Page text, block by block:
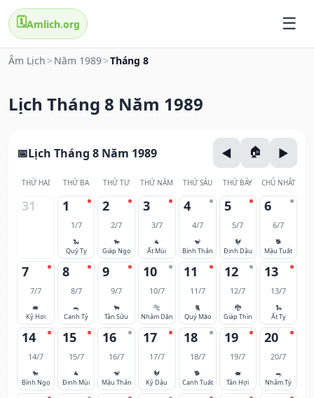
🗓️Amlich.org
Âm Lịch > Năm 1989>Tháng 8
Lịch Tháng 8 Năm 1989
Lịch Tháng 8 Năm 1989
THỨ HAI THỨ BA THỨ TƯ THỨ NĂM THỨ SÁU THỨ BẢY CHỦ NHẬT
31 1
1/7
🐍
Quý Tỵ
2
2/7
🐎
Giáp Ngọ
3
3/7
🐐
Ất Mùi
4
4/7
🐒
Bính Thân
5
5/7
🐓
Đinh Dậu
6
6/7
🐕
Mậu Tuất
7
7/7
🐖
Kỷ Hợi
8
8/7
🐀
Canh Tý
9
9/7
🐂
Tân Sửu
10
10/7
🐅
Nhâm Dần
11
11/7
🐈
Quý Mão
12
12/7
🐉
Giáp Thìn
13
13/7
🐍
Ất Tỵ
14
14/7
🐎
Bính Ngọ
15
15/7
🐐
Đinh Mùi
16
16/7
🐒
Mậu Thân
17
17/7
🐓
Kỷ Dậu
18
18/7
🐕
Canh Tuất
19
19/7
🐖
Tân Hợi
20
20/7
🐀
Nhâm Tý